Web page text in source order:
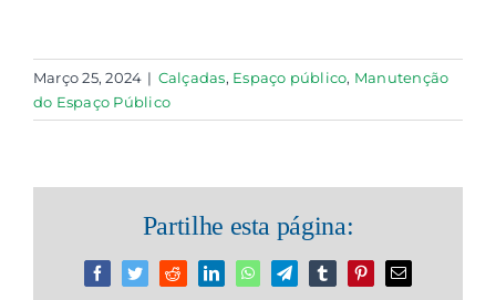
Março 25, 2024 | Calçadas, Espaço público, Manutenção
do Espaço Público
Partilhe esta página:
FacebookTwitterRedditLinkedInWhatsAppTelegramTumblrPinterestEmail